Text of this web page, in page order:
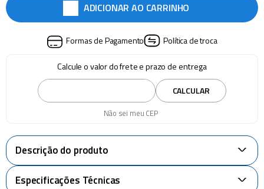
ADICIONAR AO CARRINHO
Formas de Pagamento Política de troca
Calcule o valor do frete e prazo de entrega
Não sei meu CEP
CALCULAR
Descrição do produto
+
Especificações Técnicas
+